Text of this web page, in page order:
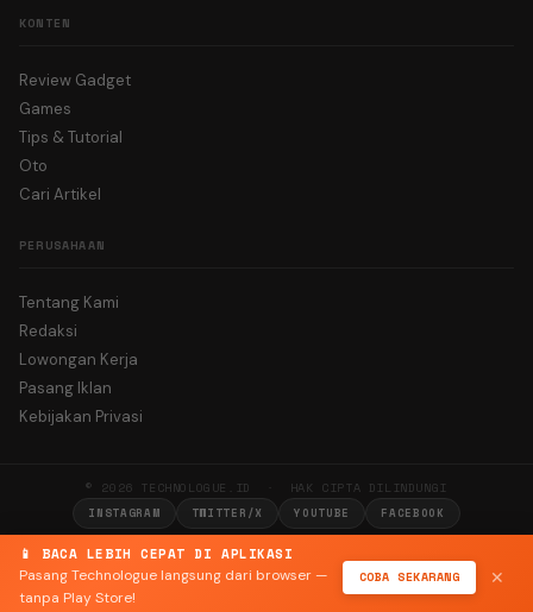
📱 BACA LEBIH CEPAT DI APLIKASI
Pasang Technologue langsung dari browser —
tanpa Play Store!
COBA SEKARANG ✕
KONTEN
Review Gadget
Games
Tips & Tutorial
Oto
Cari Artikel
PERUSAHAAN
Tentang Kami
Redaksi
Lowongan Kerja
Pasang Iklan
Kebijakan Privasi
© 2026 TECHNOLOGUE.ID · HAK CIPTA DILINDUNGI
INSTAGRAM TWITTER/X YOUTUBE FACEBOOK